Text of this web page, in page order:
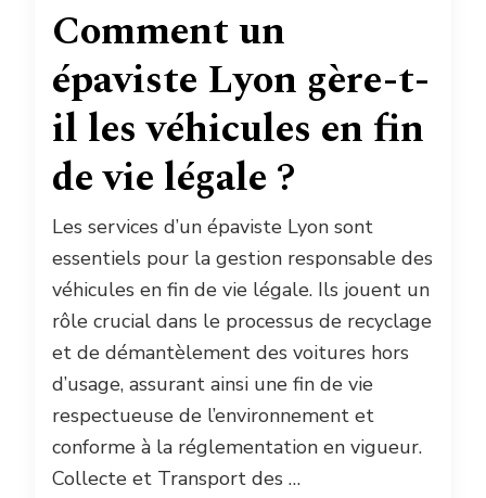
Comment un
épaviste Lyon gère-t-
il les véhicules en fin
de vie légale ?
Les services d’un épaviste Lyon sont
essentiels pour la gestion responsable des
véhicules en fin de vie légale. Ils jouent un
rôle crucial dans le processus de recyclage
et de démantèlement des voitures hors
d’usage, assurant ainsi une fin de vie
respectueuse de l’environnement et
conforme à la réglementation en vigueur.
Collecte et Transport des …